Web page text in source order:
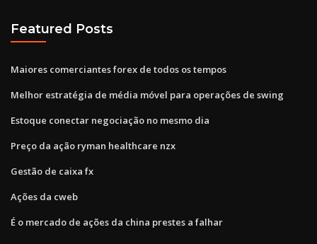
Featured Posts
Maiores comerciantes forex de todos os tempos
Melhor estratégia de média móvel para operações de swing
Estoque conectar negociação no mesmo dia
Preço da ação ryman healthcare nzx
Gestão de caixa fx
Ações da cweb
É o mercado de ações da china prestes a falhar